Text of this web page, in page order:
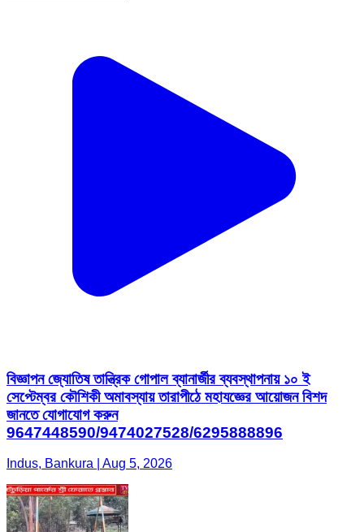
বিজ্ঞাপন জ্যোতিষ তান্ত্রিক গোপাল ব্যানার্জীর ব্যবস্থাপনায় ১০ ই
সেপ্টেম্বর কৌশিকী অমাবস্যায় তারাপীঠে মহাযজ্ঞের আয়োজন বিশদ
জানতে যোগাযোগ করুন
9647448590/9474027528/6295888896
Indus, Bankura | Aug 5, 2026